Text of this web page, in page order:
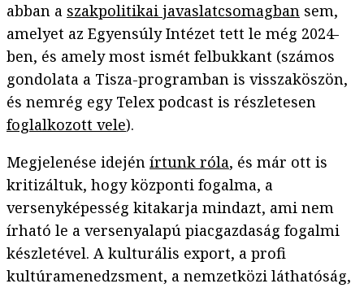
abban a szakpolitikai javaslatcsomagban sem,
amelyet az Egyensúly Intézet tett le még 2024-
ben, és amely most ismét felbukkant (számos
gondolata a Tisza-programban is visszaköszön,
és nemrég egy Telex podcast is részletesen
foglalkozott vele).
Megjelenése idején írtunk róla, és már ott is
kritizáltuk, hogy központi fogalma, a
versenyképesség kitakarja mindazt, ami nem
írható le a versenyalapú piacgazdaság fogalmi
készletével. A kulturális export, a profi
kultúramenedzsment, a nemzetközi láthatóság,